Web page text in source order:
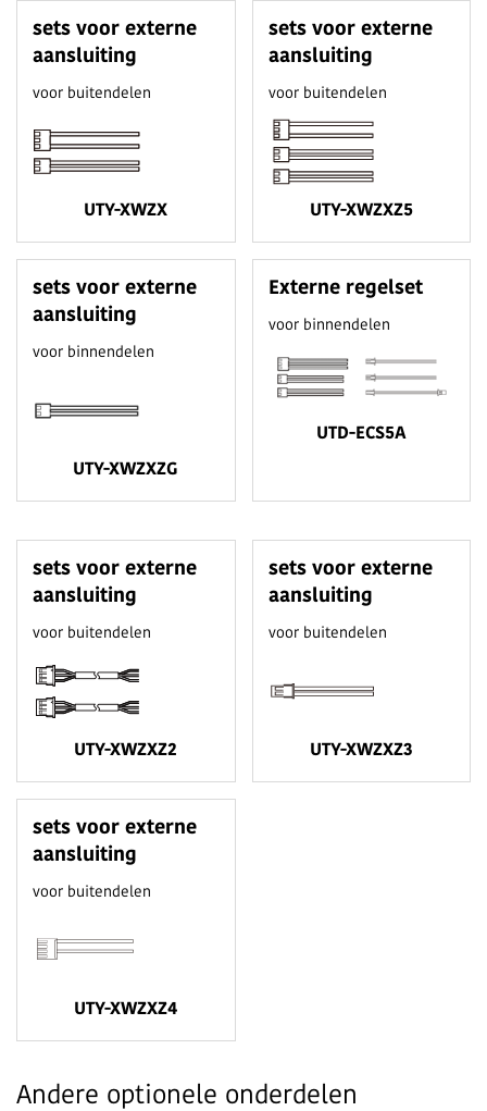
sets voor externe
aansluiting
voor buitendelen
UTY-XWZX
sets voor externe
aansluiting
voor buitendelen
UTY-XWZXZ5
sets voor externe
aansluiting
voor binnendelen
UTY-XWZXZG
Externe regelset
voor binnendelen
UTD-ECS5A
sets voor externe
aansluiting
voor buitendelen
UTY-XWZXZ2
sets voor externe
aansluiting
voor buitendelen
UTY-XWZXZ3
sets voor externe
aansluiting
voor buitendelen
UTY-XWZXZ4
Andere optionele onderdelen